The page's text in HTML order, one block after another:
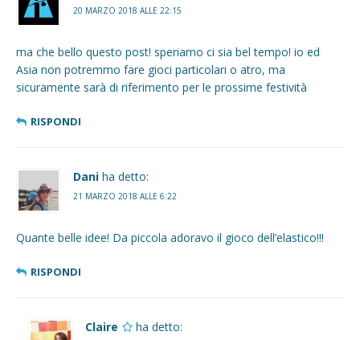
20 MARZO 2018 ALLE 22:15
ma che bello questo post! speriamo ci sia bel tempo! io ed
Asia non potremmo fare gioci particolari o atro, ma
sicuramente sarà di riferimento per le prossime festività
RISPONDI
Dani ha detto:
21 MARZO 2018 ALLE 6:22
Quante belle idee! Da piccola adoravo il gioco dell’elastico!!!
RISPONDI
Claire ha detto: